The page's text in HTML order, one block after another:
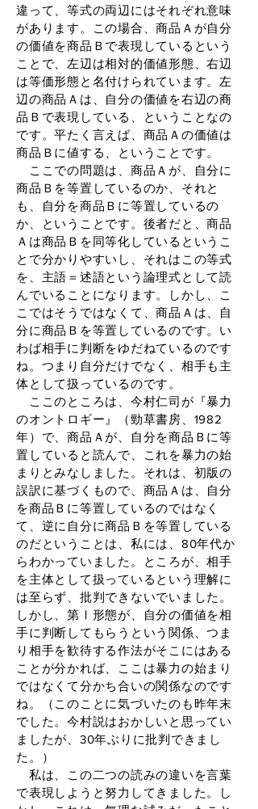
違って、等式の両辺にはそれぞれ意味
があります。この場合、商品Ａが自分
の価値を商品Ｂで表現しているという
ことで、左辺は相対的価値形態、右辺
は等価形態と名付けられています。左
辺の商品Ａは、自分の価値を右辺の商
品Ｂで表現している、ということなの
です。平たく言えば、商品Ａの価値は
商品Ｂに値する、ということです。
ここでの問題は、商品Ａが、自分に
商品Ｂを等置しているのか、それと
も、自分を商品Ｂに等置しているの
か、ということです。後者だと、商品
Ａは商品Ｂを同等化しているというこ
とで分かりやすいし、それはこの等式
を、主語＝述語という論理式として読
んでいることになります。しかし、こ
こではそうではなくて、商品Ａは、自
分に商品Ｂを等置しているのです。い
わば相手に判断をゆだねているのです
ね。つまり自分だけでなく、相手も主
体として扱っているのです。
ここのところは、今村仁司が『暴力
のオントロギー』（勁草書房、1982
年）で、商品Ａが、自分を商品Ｂに等
置していると読んで、これを暴力の始
まりとみなしました。それは、初版の
誤訳に基づくもので、商品Ａは、自分
を商品Ｂに等置しているのではなく
て、逆に自分に商品Ｂを等置している
のだということは、私には、80年代か
らわかっていました。ところが、相手
を主体として扱っているという理解に
は至らず、批判できないでいました。
しかし、第Ⅰ形態が、自分の価値を相
手に判断してもらうという関係、つま
り相手を歓待する作法がそこにはある
ことが分かれば、ここは暴力の始まり
ではなくて分かち合いの関係なのです
ね。（このことに気づいたのも昨年末
でした。今村説はおかしいと思ってい
ましたが、30年ぶりに批判できまし
た。）
私は、この二つの読みの違いを言葉
で表現しようと努力してきました。し